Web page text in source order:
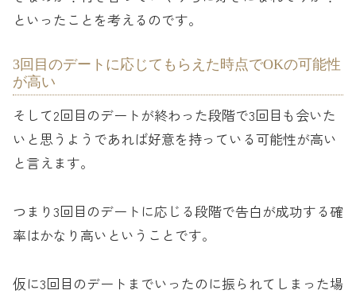
といったことを考えるのです。
3回目のデートに応じてもらえた時点でOKの可能性
が高い
そして2回目のデートが終わった段階で3回目も会いた
いと思うようであれば好意を持っている可能性が高い
と言えます。
つまり3回目のデートに応じる段階で告白が成功する確
率はかなり高いということです。
仮に3回目のデートまでいったのに振られてしまった場